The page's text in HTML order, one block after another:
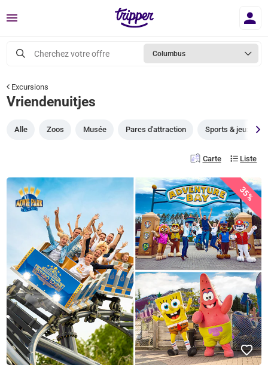
Menu
Cherchez votre offre Columbus
Excursions
Vriendenuitjes
Alle Zoos Musée Parcs d'attraction Sports & jeux
Carte Liste
35%